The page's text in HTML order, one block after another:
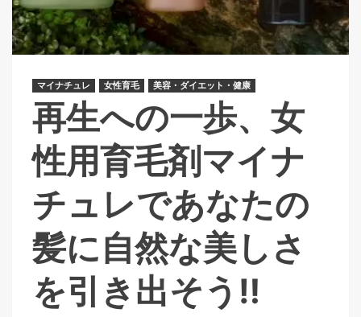
マイナチュレ 女性育毛 美容・ダイエット・健康
再生への一歩、女
性用育毛剤マイナ
チュレであなたの
髪に自然な美しさ
を引き出そう‼